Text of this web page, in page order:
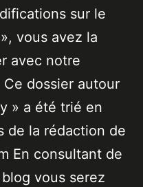
sur le
vous avez la
avec notre
dossier autour
» a été trié en
de la rédaction de
En consultant de
vous serez